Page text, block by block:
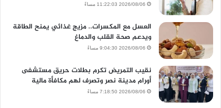
2026/08/06 11:22:03 مساءً
العسل مع المكسرات.. مزيج غذائي يمنح الطاقة
ويدعم صحة القلب والدماغ
2026/08/06 9:04:30 مساءً
نقيب التمريض تكرم بطلات حريق مستشفى
أورام مدينة نصر وتصرف لهم مكافأة مالية
2026/08/06 7:18:50 مساءً